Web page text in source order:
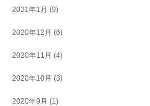
2021年1月 (9)
2020年12月 (6)
2020年11月 (4)
2020年10月 (3)
2020年9月 (1)